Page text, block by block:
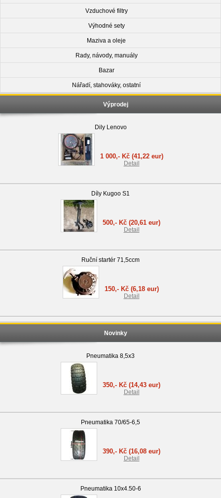
Vzduchové filtry
Výhodné sety
Maziva a oleje
Rady, návody, manuály
Bazar
Nářadí, stahováky, ostatní
Výprodej
Dily Lenovo
1 000,- Kč (41,22 eur)
Detail
Díly Kugoo S1
500,- Kč (20,61 eur)
Detail
Ruční startér 71,5ccm
150,- Kč (6,18 eur)
Detail
Novinky
Pneumatika 8,5x3
350,- Kč (14,43 eur)
Detail
Pneumatika 70/65-6,5
390,- Kč (16,08 eur)
Detail
Pneumatika 10x4.50-6